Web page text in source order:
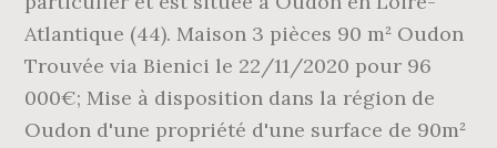
Atlantique (44). Maison 3 pièces 90 m² Oudon
Trouvée via Bienici le 22/11/2020 pour 96
000€; Mise à disposition dans la région de
Oudon d'une propriété d'une surface de 90m²